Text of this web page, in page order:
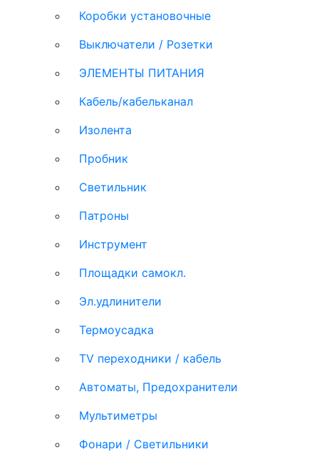
Коробки установочные
Выключатели / Розетки
ЭЛЕМЕНТЫ ПИТАНИЯ
Кабель/кабельканал
Изолента
Пробник
Светильник
Патроны
Инструмент
Площадки самокл.
Эл.удлинители
Термоусадка
TV переходники / кабель
Автоматы, Предохранители
Мультиметры
Фонари / Светильники